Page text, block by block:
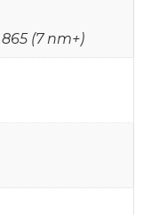
(7 nm+)